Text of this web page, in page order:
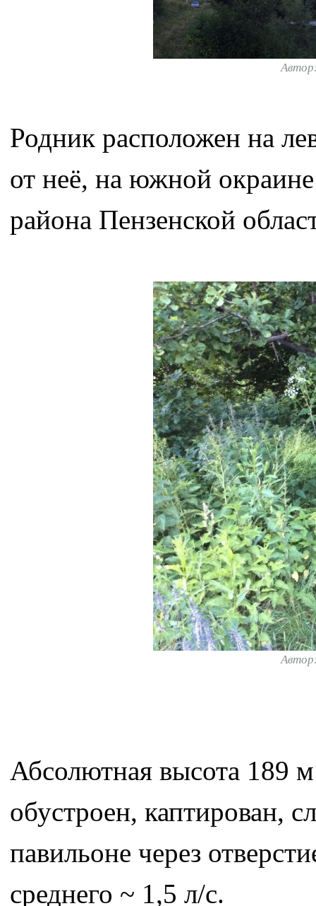
Родник расположен на
от неё, на южной
района Пензенской
Абсолютная высота 189
обустроен, каптирован,
павильоне через
среднего ~ 1,5 л/с.